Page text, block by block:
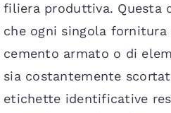
filiera produttiva. Questa
che ogni singola
cemento armato o di
sia costantemente
etichette identificative